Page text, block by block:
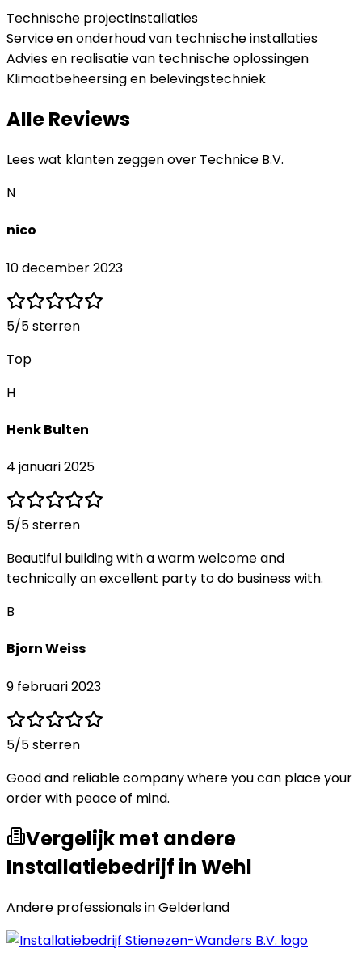
Technische projectinstallaties
Service en onderhoud van technische installaties
Advies en realisatie van technische oplossingen
Klimaatbeheersing en belevingstechniek
Alle Reviews
Lees wat klanten zeggen over Technice B.V.
N
nico
10 december 2023
5/5 sterren
Top
H
Henk Bulten
4 januari 2025
5/5 sterren
Beautiful building with a warm welcome and
technically an excellent party to do business with.
B
Bjorn Weiss
9 februari 2023
5/5 sterren
Good and reliable company where you can place your
order with peace of mind.
Vergelijk met andere
Installatiebedrijf in Wehl
Andere professionals inGelderland